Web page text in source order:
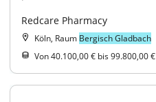
Redcare Pharmacy
Köln, Raum Bergisch Gladbach
Von 40.100,00 € bis 99.800,00 €